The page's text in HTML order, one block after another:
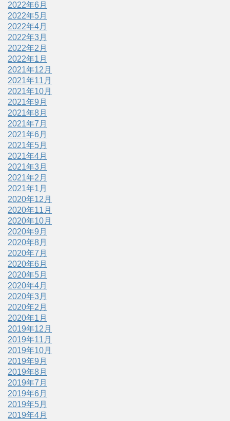
2022年6月
2022年5月
2022年4月
2022年3月
2022年2月
2022年1月
2021年12月
2021年11月
2021年10月
2021年9月
2021年8月
2021年7月
2021年6月
2021年5月
2021年4月
2021年3月
2021年2月
2021年1月
2020年12月
2020年11月
2020年10月
2020年9月
2020年8月
2020年7月
2020年6月
2020年5月
2020年4月
2020年3月
2020年2月
2020年1月
2019年12月
2019年11月
2019年10月
2019年9月
2019年8月
2019年7月
2019年6月
2019年5月
2019年4月